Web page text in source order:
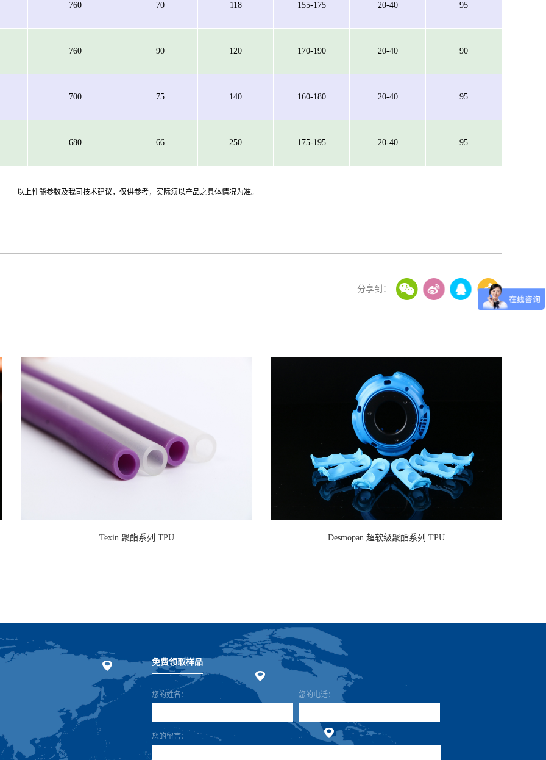
760 70 118 155-175 20-40 95
760 90 120 170-190 20-40 90
700 75 140 160-180 20-40 95
680 66 250 175-195 20-40 95
以上性能参数及我司技术建议，仅供参考，实际须以产品之具体情况为准。
Texin 聚酯系列 TPU Desmopan 超软级聚酯系列 TPU
免费领取样品
您的姓名： 公
名
地您的电话：
您的留言：